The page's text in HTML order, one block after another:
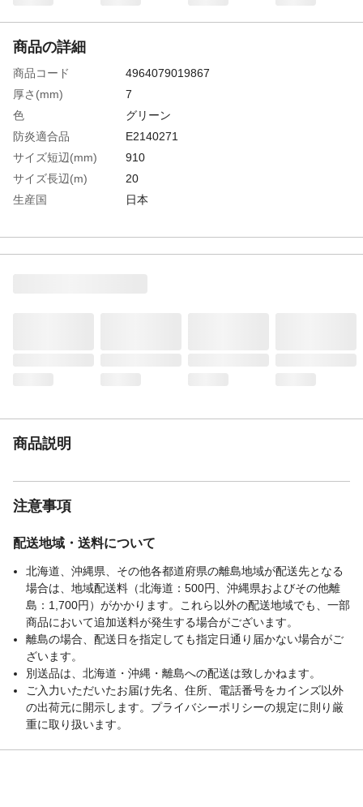
商品の詳細
商品コード
4964079019867
厚さ(mm)
7
色
グリーン
防炎適合品
E2140271
サイズ短辺(mm)
910
サイズ長辺(m)
20
生産国
日本
材質1
表面:ポリプロピレン(PP)
商品説明
注意事項
配送地域・送料について
北海道、沖縄県、その他各都道府県の離島地域が配送先となる
場合は、地域配送料（北海道：500円、沖縄県およびその他離
島：1,700円）がかかります。これら以外の配送地域でも、一部
商品において追加送料が発生する場合がございます。
離島の場合、配送日を指定しても指定日通り届かない場合がご
ざいます。
別送品は、北海道・沖縄・離島への配送は致しかねます。
ご入力いただいたお届け先名、住所、電話番号をカインズ以外
の出荷元に開示します。プライバシーポリシーの規定に則り厳
重に取り扱います。